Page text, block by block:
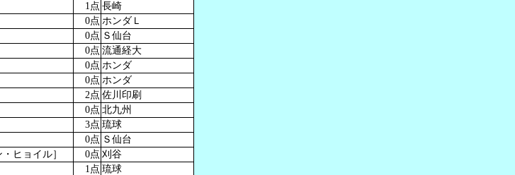
1点 長崎
0点 ホンダＬ
0点 Ｓ仙台
0点 流通経大
0点 ホンダ
0点 ホンダ
2点 佐川印刷
0点 北九州
3点 琉球
0点 Ｓ仙台
ヒョイル］
0点 刈谷
1点 琉球